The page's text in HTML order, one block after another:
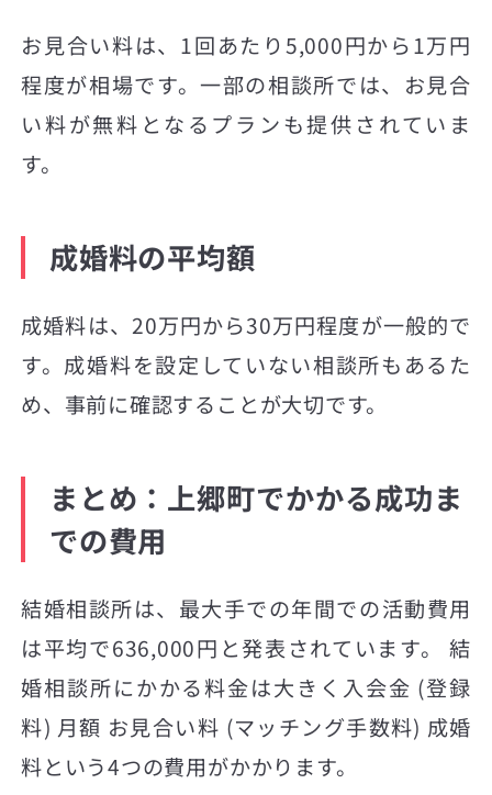
お見合い料は、1回あたり5,000円から1万円
程度が相場です。一部の相談所では、お見合
い料が無料となるプランも提供されていま
す。
成婚料の平均額
成婚料は、20万円から30万円程度が一般的で
す。成婚料を設定していない相談所もあるた
め、事前に確認することが大切です。
まとめ：上郷町でかかる成功ま
での費用
結婚相談所は、最大手での年間での活動費用
は平均で636,000円と発表されています。 結
婚相談所にかかる料金は大きく入会金 (登録
料) 月額 お見合い料 (マッチング手数料) 成婚
料という4つの費用がかかります。